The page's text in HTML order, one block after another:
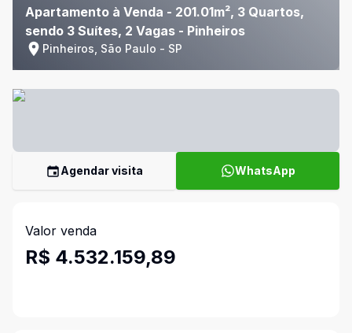
Apartamento à Venda - 201.01m², 3 Quartos,
sendo 3 Suítes, 2 Vagas - Pinheiros
Pinheiros, São Paulo - SP
Agendar visita WhatsApp
Valor venda
R$ 4.532.159,89